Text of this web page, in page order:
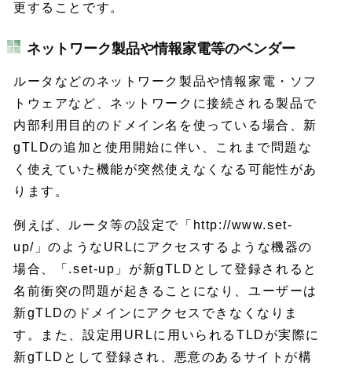
更することです。
ネットワーク製品や情報家電等のベンダー
ルータなどのネットワーク製品や情報家電・ソフ
トウェアなど、ネットワークに接続される製品で
内部利用目的のドメイン名を使っている場合、新
gTLDの追加と使用開始に伴い、これまで問題な
く使えていた機能が突然使えなくなる可能性があ
ります。
例えば、ルータ等の設定で「http://www.set-
up/」のようなURLにアクセスするような機器の
場合、「.set-up」が新gTLDとして登録されると
名前衝突の問題が起きることになり、ユーザーは
新gTLDのドメインにアクセスできなくなりま
す。また、設定用URLに用いられるTLDが実際に
新gTLDとして登録され、悪意のあるサイトが構